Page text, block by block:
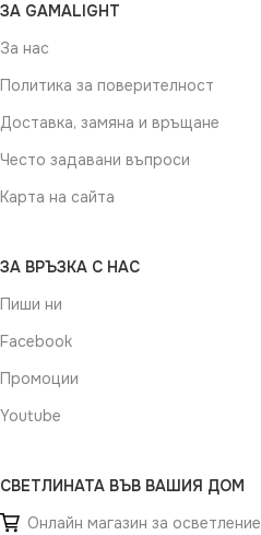
ЗА GAMALIGHT
За нас
Политика за поверителност
Доставка, замяна и връщане
Често задавани въпроси
Карта на сайта
ЗА ВРЪЗКА С НАС
Пиши ни
Facebook
Промоции
Youtube
СВЕТЛИНАТА ВЪВ ВАШИЯ ДОМ
Онлайн магазин за осветление